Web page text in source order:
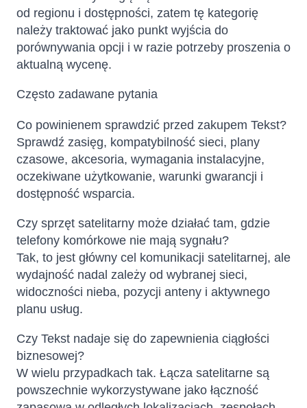
od regionu i dostępności, zatem tę kategorię
należy traktować jako punkt wyjścia do
porównywania opcji i w razie potrzeby proszenia o
aktualną wycenę.
Często zadawane pytania
Co powinienem sprawdzić przed zakupem Tekst?
Sprawdź zasięg, kompatybilność sieci, plany
czasowe, akcesoria, wymagania instalacyjne,
oczekiwane użytkowanie, warunki gwarancji i
dostępność wsparcia.
Czy sprzęt satelitarny może działać tam, gdzie
telefony komórkowe nie mają sygnału?
Tak, to jest główny cel komunikacji satelitarnej, ale
wydajność nadal zależy od wybranej sieci,
widoczności nieba, pozycji anteny i aktywnego
planu usług.
Czy Tekst nadaje się do zapewnienia ciągłości
biznesowej?
W wielu przypadkach tak. Łącza satelitarne są
powszechnie wykorzystywane jako łączność